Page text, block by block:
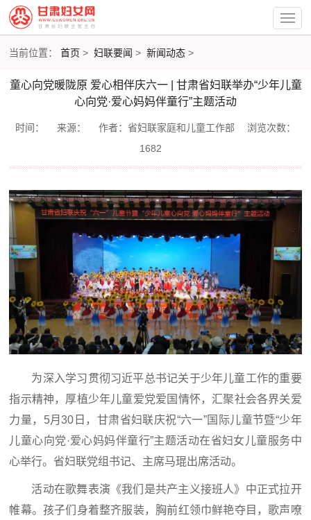
当前位置：首页 >妇联要闻 >新闻动态 >
童心向党暖陇原 爱心相伴庆六一 | 甘肃省妇联举办“少年儿童
心向党·爱心妈妈伴童行”主题活动
时间： 来源： 作者：省妇联家庭和儿童工作部
浏览次数：
1682
为深入学习贯彻习近平总书记关于少年儿童工作的重要
指示精神，厚植少年儿童爱党爱国情怀，汇聚社会各界关爱
力量，5月30日，甘肃省妇联庆祝“六一”国际儿童节暨“少年
儿童心向党·爱心妈妈伴童行”主题活动在省妇女儿童服务中
心举行。省妇联党组书记、主席马琨出席活动。
活动在歌舞表演《我们是共产主义接班人》中正式拉开
帷幕。孩子们身着整齐服装，胸前红领巾鲜艳夺目，歌声嘹